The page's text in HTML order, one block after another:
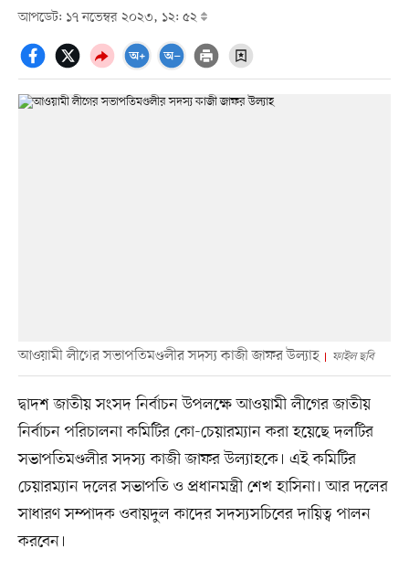
আপডেট: ১৭ নভেম্বর ২০২৩, ১২: ৫২
আওয়ামী লীগের সভাপতিমণ্ডলীর সদস্য কাজী জাফর উল্যাহ ফাইল ছবি
দ্বাদশ জাতীয় সংসদ নির্বাচন উপলক্ষে আওয়ামী লীগের জাতীয়
নির্বাচন পরিচালনা কমিটির কো-চেয়ারম্যান করা হয়েছে দলটির
সভাপতিমণ্ডলীর সদস্য কাজী জাফর উল্যাহকে। এই কমিটির
চেয়ারম্যান দলের সভাপতি ও প্রধানমন্ত্রী শেখ হাসিনা। আর দলের
সাধারণ সম্পাদক ওবায়দুল কাদের সদস্যসচিবের দায়িত্ব পালন
করবেন।